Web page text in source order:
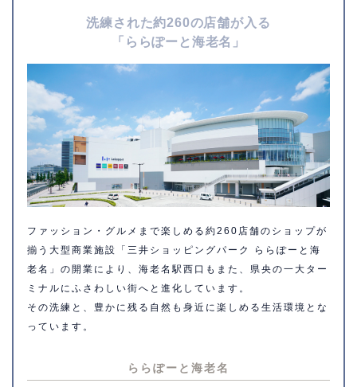
洗練された約260の店舗が入る
「ららぽーと海老名」
ファッション・グルメまで楽しめる約260店舗のショップが
揃う大型商業施設「三井ショッピングパーク ららぽーと海
老名」の開業により、海老名駅西口もまた、県央の一大ター
ミナルにふさわしい街へと進化しています。
その洗練と、豊かに残る自然も身近に楽しめる生活環境とな
っています。
ららぽーと海老名